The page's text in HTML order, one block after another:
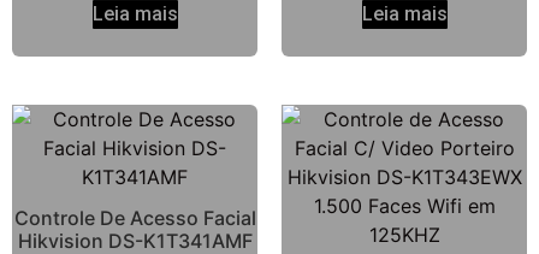
Leia mais Leia mais
Controle De Acesso Facial
Hikvision DS-K1T341AMF